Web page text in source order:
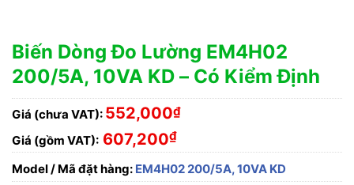
Biến Dòng Đo Lường EM4H02
200/5A, 10VA KD – Có Kiểm Định
Giá (chưa VAT): 552,000₫
Giá (gồm VAT): 607,200₫
Model / Mã đặt hàng: EM4H02 200/5A, 10VA KD